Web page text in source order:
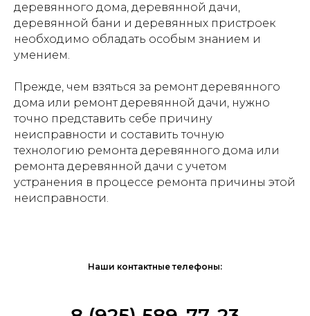
деревянного дома, деревянной дачи,
деревянной бани и деревянных пристроек
необходимо обладать особым знанием и
умением.
Прежде, чем взяться за ремонт деревянного
дома или ремонт деревянной дачи, нужно
точно представить себе причину
неисправности и составить точную
технологию ремонта деревянного дома или
ремонта деревянной дачи с учетом
устранения в процессе ремонта причины этой
неисправности.
Наши контактные телефоны: